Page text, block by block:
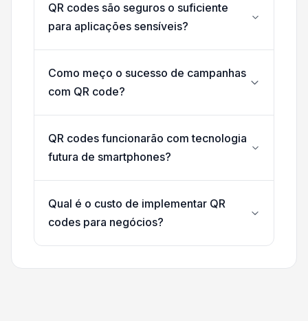
QR codes são seguros o suficiente
para aplicações sensíveis?
Como meço o sucesso de campanhas
com QR code?
QR codes funcionarão com tecnologia
futura de smartphones?
Qual é o custo de implementar QR
codes para negócios?